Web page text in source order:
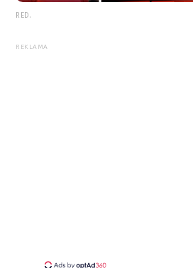
RED.
REKLAMA